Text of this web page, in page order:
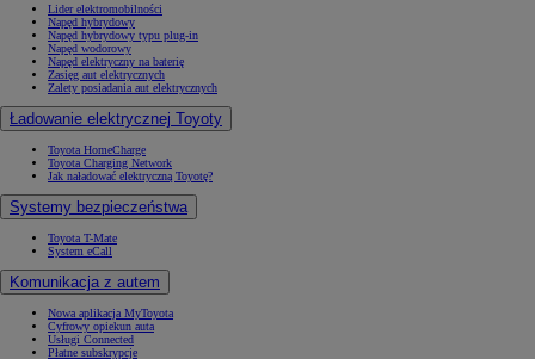
Lider elektromobilności
Napęd hybrydowy
Napęd hybrydowy typu plug-in
Napęd wodorowy
Napęd elektryczny na baterię
Zasięg aut elektrycznych
Zalety posiadania aut elektrycznych
Ładowanie elektrycznej Toyoty
Toyota HomeCharge
Toyota Charging Network
Jak naładować elektryczną Toyotę?
Systemy bezpieczeństwa
Toyota T-Mate
System eCall
Komunikacja z autem
Nowa aplikacja MyToyota
Cyfrowy opiekun auta
Usługi Connected
Płatne subskrypcje